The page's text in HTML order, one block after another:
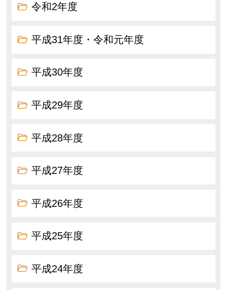
令和2年度
平成31年度・令和元年度
平成30年度
平成29年度
平成28年度
平成27年度
平成26年度
平成25年度
平成24年度